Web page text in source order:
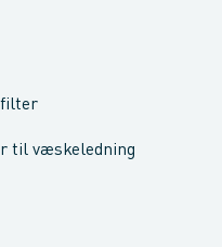
til væskeledning